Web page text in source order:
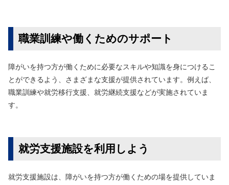
職業訓練や働くためのサポート
障がいを持つ方が働くために必要なスキルや知識を身につけるこ
とができるよう、さまざまな支援が提供されています。例えば、
職業訓練や就労移行支援、就労継続支援などが実施されていま
す。
就労支援施設を利用しよう
就労支援施設は、障がいを持つ方が働くための場を提供していま